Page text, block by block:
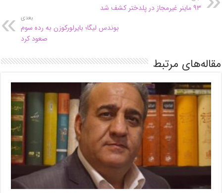
۹۳ ماینر غیرمجاز در پلدختر کشف شد
بعدی
بوندس لیگا؛ بایرلورکوزن به رده سوم
صعود کرد
مقاله‌های مرتبط